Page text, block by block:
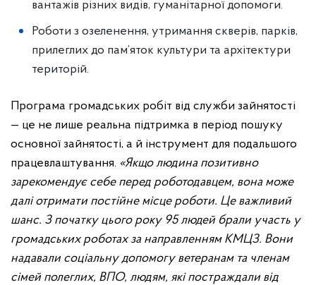
вантажів різних видів, гуманітарної допомоги.
Роботи з озеленення, утримання скверів, парків,
прилеглих до пам’яток культури та архітектури
територій.
Програма громадських робіт від служби зайнятості
— це не лише реальна підтримка в період пошуку
основної зайнятості, а й інструмент для подальшого
працевлаштування. «Якщо людина позитивно
зарекомендує себе перед роботодавцем, вона може
далі отримати постійне місце роботи. Це важливий
шанс. З початку цього року 95 людей брали участь у
громадських роботах за направленням КМЦЗ. Вони
надавали соціальну допомогу ветеранам та членам
сімей полеглих, ВПО, людям, які постраждали від